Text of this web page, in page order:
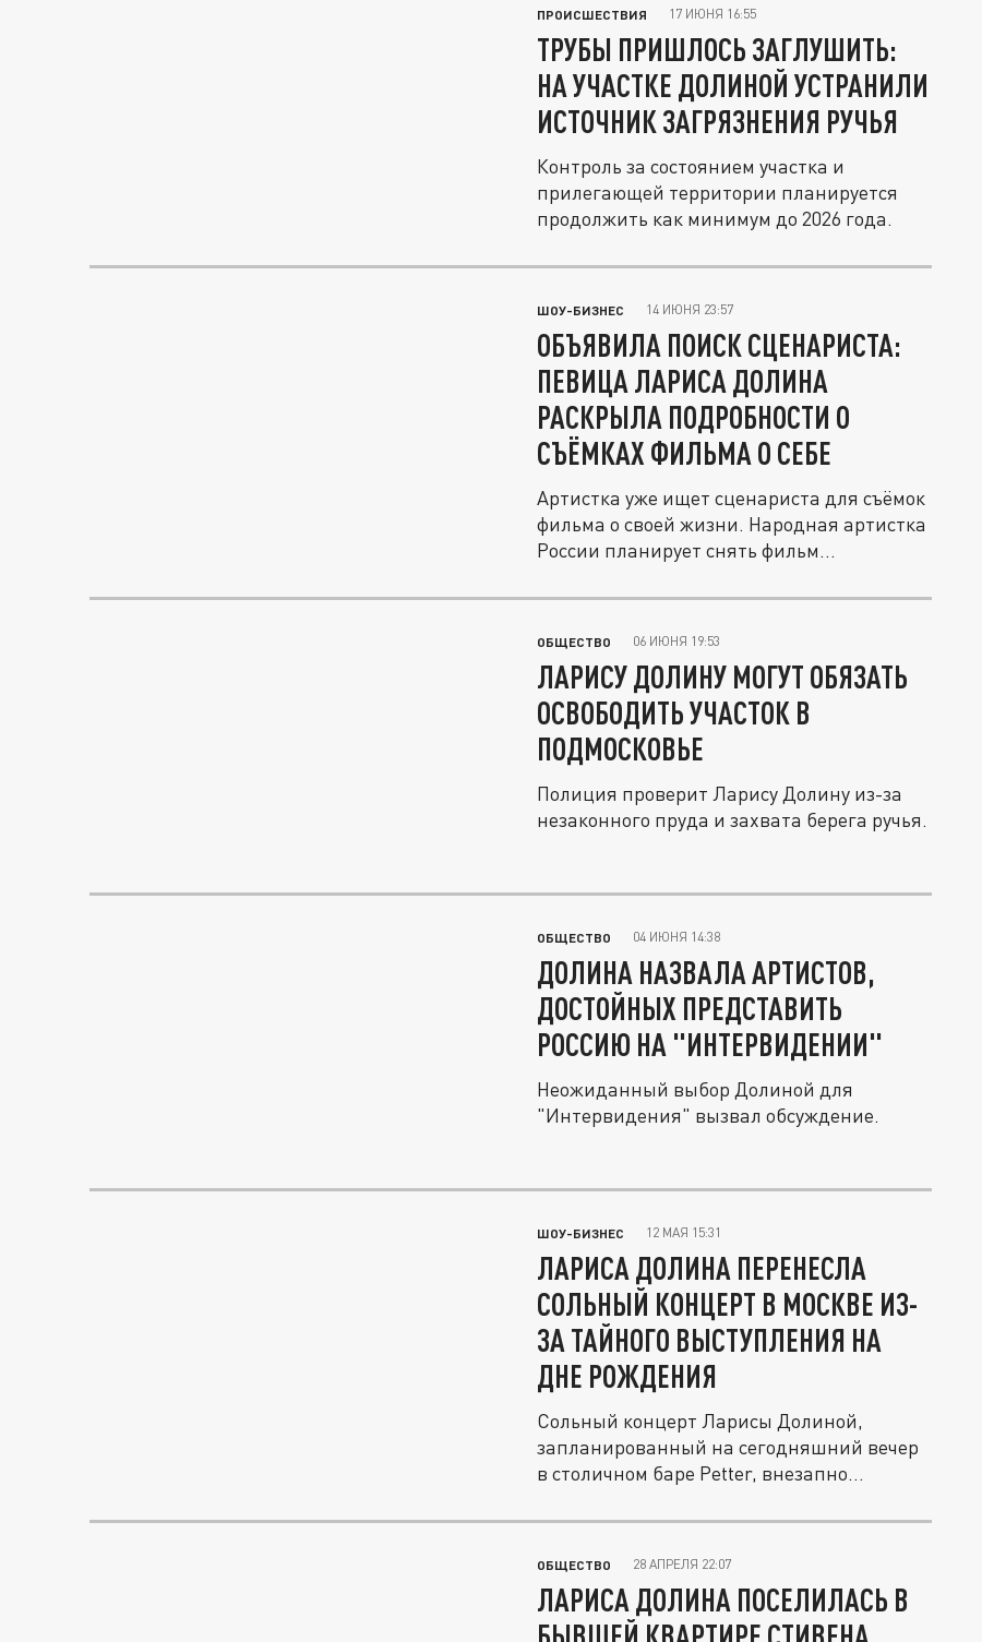
ПРОИСШЕСТВИЯ 17 ИЮНЯ 16:55
ТРУБЫ ПРИШЛОСЬ ЗАГЛУШИТЬ:
НА УЧАСТКЕ ДОЛИНОЙ УСТРАНИЛИ
ИСТОЧНИК ЗАГРЯЗНЕНИЯ РУЧЬЯ
Контроль за состоянием участка и
прилегающей территории планируется
продолжить как минимум до 2026 года.
ШОУ-БИЗНЕС 14 ИЮНЯ 23:57
ОБЪЯВИЛА ПОИСК СЦЕНАРИСТА:
ПЕВИЦА ЛАРИСА ДОЛИНА
РАСКРЫЛА ПОДРОБНОСТИ О
СЪЁМКАХ ФИЛЬМА О СЕБЕ
Артистка уже ищет сценариста для съёмок
фильма о своей жизни. Народная артистка
России планирует снять фильм...
ОБЩЕСТВО 06 ИЮНЯ 19:53
ЛАРИСУ ДОЛИНУ МОГУТ ОБЯЗАТЬ
ОСВОБОДИТЬ УЧАСТОК В
ПОДМОСКОВЬЕ
Полиция проверит Ларису Долину из-за
незаконного пруда и захвата берега ручья.
ОБЩЕСТВО 04 ИЮНЯ 14:38
ДОЛИНА НАЗВАЛА АРТИСТОВ,
ДОСТОЙНЫХ ПРЕДСТАВИТЬ
РОССИЮ НА "ИНТЕРВИДЕНИИ"
Неожиданный выбор Долиной для
"Интервидения" вызвал обсуждение.
ШОУ-БИЗНЕС 12 МАЯ 15:31
ЛАРИСА ДОЛИНА ПЕРЕНЕСЛА
СОЛЬНЫЙ КОНЦЕРТ В МОСКВЕ ИЗ-
ЗА ТАЙНОГО ВЫСТУПЛЕНИЯ НА
ДНЕ РОЖДЕНИЯ
Сольный концерт Ларисы Долиной,
запланированный на сегодняшний вечер
в столичном баре Petter, внезапно...
ОБЩЕСТВО 28 АПРЕЛЯ 22:07
ЛАРИСА ДОЛИНА ПОСЕЛИЛАСЬ В